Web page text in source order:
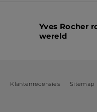
Yves Rocher
wereld
Klantenrecensies Sitemap